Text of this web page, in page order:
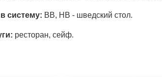
систему: ВВ, НВ - шведский стол.
ресторан, сейф.